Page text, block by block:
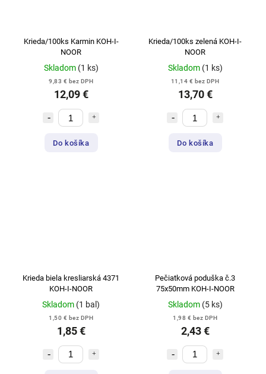
Krieda/100ks Karmin KOH-I-
NOOR
Skladom (1 ks)
9,83 € bez DPH
12,09 €
Do košíka
Krieda/100ks zelená KOH-I-
NOOR
Skladom (1 ks)
11,14 € bez DPH
13,70 €
Do košíka
Krieda biela kresliarská 4371
KOH-I-NOOR
Skladom (1 bal)
1,50 € bez DPH
1,85 €
Pečiatková poduška č.3
75x50mm KOH-I-NOOR
Skladom (5 ks)
1,98 € bez DPH
2,43 €